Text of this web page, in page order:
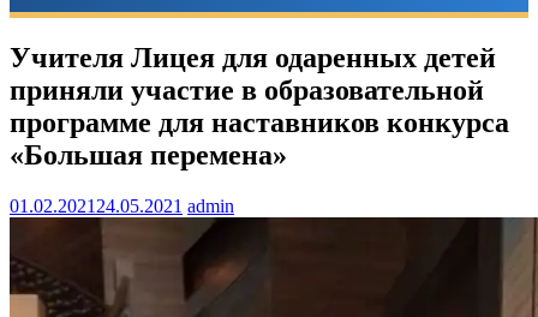
Учителя Лицея для одаренных детей
приняли участие в образовательной
программе для наставников конкурса
«Большая перемена»
01.02.2021 24.05.2021 admin